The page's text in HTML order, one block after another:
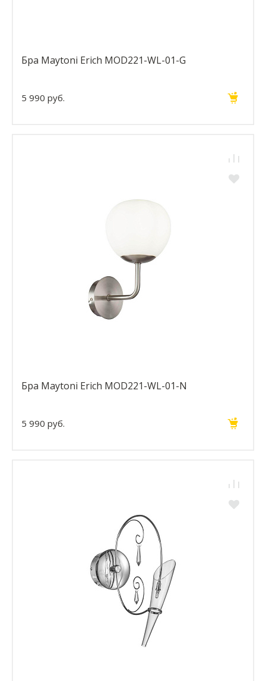
Бра Maytoni Erich MOD221-WL-01-G
5 990 руб.
Бра Maytoni Erich MOD221-WL-01-N
5 990 руб.